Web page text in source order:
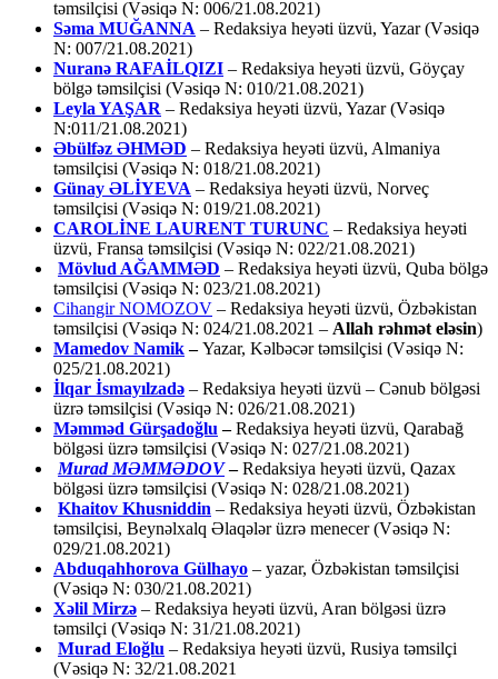
təmsilçisi (Vəsiqə N: 006/21.08.2021)
Səma MUĞANNA – Redaksiya heyəti üzvü, Yazar (Vəsiqə
N: 007/21.08.2021)
Nuranə RAFAİLQIZI – Redaksiya heyəti üzvü, Göyçay
bölgə təmsilçisi (Vəsiqə N: 010/21.08.2021)
Leyla YAŞAR – Redaksiya heyəti üzvü, Yazar (Vəsiqə
N:011/21.08.2021)
Əbülfəz ƏHMƏD – Redaksiya heyəti üzvü, Almaniya
təmsilçisi (Vəsiqə N: 018/21.08.2021)
Günay ƏLİYEVA – Redaksiya heyəti üzvü, Norveç
təmsilçisi (Vəsiqə N: 019/21.08.2021)
CAROLİNE LAURENT TURUNC – Redaksiya heyəti
üzvü, Fransa təmsilçisi (Vəsiqə N: 022/21.08.2021)
Mövlud AĞAMMƏD – Redaksiya heyəti üzvü, Quba bölgə
təmsilçisi (Vəsiqə N: 023/21.08.2021)
Cihangir NOMOZOV – Redaksiya heyəti üzvü, Özbəkistan
təmsilçisi (Vəsiqə N: 024/21.08.2021 – Allah rəhmət eləsin)
Mamedov Namik–Yazar, Kəlbəcər təmsilçisi (Vəsiqə N:
025/21.08.2021)
İlqar İsmayılzadə – Redaksiya heyəti üzvü – Cənub bölgəsi
üzrə təmsilçisi (Vəsiqə N: 026/21.08.2021)
Məmməd Gürşadoğlu –Redaksiya heyəti üzvü, Qarabağ
bölgəsi üzrə təmsilçisi (Vəsiqə N: 027/21.08.2021)
Murad MƏMMƏDOV –Redaksiya heyəti üzvü, Qazax
bölgəsi üzrə təmsilçisi (Vəsiqə N: 028/21.08.2021)
Khaitov Khusniddin – Redaksiya heyəti üzvü, Özbəkistan
təmsilçisi, Beynəlxalq Əlaqələr üzrə menecer (Vəsiqə N:
029/21.08.2021)
Abduqahhorova Gülhayo – yazar, Özbəkistan təmsilçisi
(Vəsiqə N: 030/21.08.2021)
Xəlil Mirzə – Redaksiya heyəti üzvü, Aran bölgəsi üzrə
təmsilçi (Vəsiqə N: 31/21.08.2021)
Murad Eloğlu – Redaksiya heyəti üzvü, Rusiya təmsilçi
(Vəsiqə N: 32/21.08.2021